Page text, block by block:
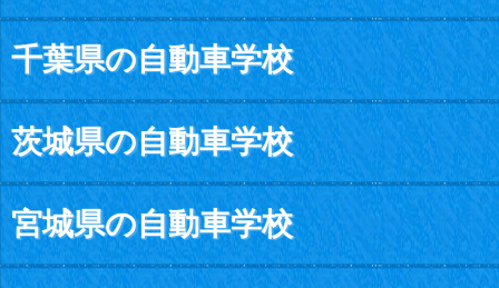
千葉県の自動車学校
茨城県の自動車学校
宮城県の自動車学校